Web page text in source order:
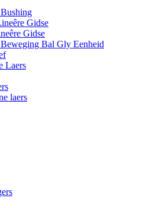
Gidse
Gidse
Bal Gly Eenheid
Laers
laers